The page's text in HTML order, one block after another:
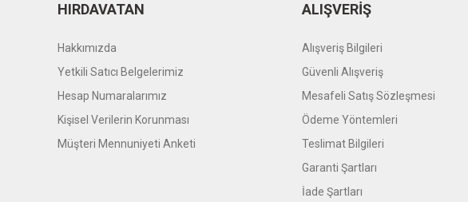
HIRDAVATAN
Hakkımızda
Yetkili Satıcı Belgelerimiz
Hesap Numaralarımız
Kişisel Verilerin Korunması
Müşteri Mennuniyeti Anketi
ALIŞVERİŞ
Alışveriş Bilgileri
Güvenli Alışveriş
Mesafeli Satış Sözleşmesi
Ödeme Yöntemleri
Teslimat Bilgileri
Garanti Şartları
İade Şartları